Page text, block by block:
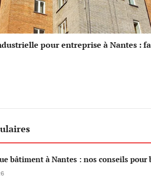
pour entreprise à Nantes :
bâtiment à Nantes : nos conseils pour